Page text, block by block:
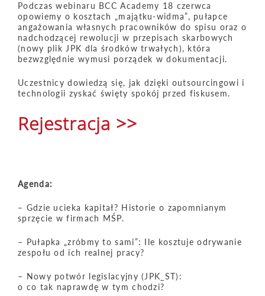
Podczas webinaru BCC Academy 18 czerwca
opowiemy o kosztach „majątku-widma”, pułapce
angażowania własnych pracowników do spisu oraz o
nadchodzącej rewolucji w przepisach skarbowych
(nowy plik JPK dla środków trwałych), która
bezwzględnie wymusi porządek w dokumentacji.
Uczestnicy dowiedzą się, jak dzięki outsourcingowi i
technologii zyskać święty spokój przed fiskusem.
Rejestracja >>
Agenda:
– Gdzie ucieka kapitał? Historie o zapomnianym
sprzęcie w firmach MŚP.
– Pułapka „zróbmy to sami”: Ile kosztuje odrywanie
zespołu od ich realnej pracy?
– Nowy potwór legislacyjny (JPK_ST):
o co tak naprawdę w tym chodzi?